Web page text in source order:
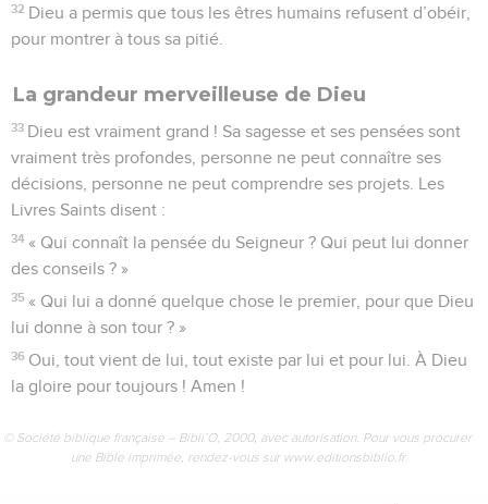
32 Dieu a permis que tous les êtres humains refusent d’obéir,
pour montrer à tous sa pitié.
La grandeur merveilleuse de Dieu
33 Dieu est vraiment grand ! Sa sagesse et ses pensées sont
vraiment très profondes, personne ne peut connaître ses
décisions, personne ne peut comprendre ses projets. Les
Livres Saints disent :
34 « Qui connaît la pensée du Seigneur ? Qui peut lui donner
des conseils ? »
35 « Qui lui a donné quelque chose le premier, pour que Dieu
lui donne à son tour ? »
36 Oui, tout vient de lui, tout existe par lui et pour lui. À Dieu
la gloire pour toujours ! Amen !
© Société biblique française – Bibli’O, 2000, avec autorisation. Pour vous procurer
une Bible imprimée, rendez-vous sur www.editionsbiblio.fr